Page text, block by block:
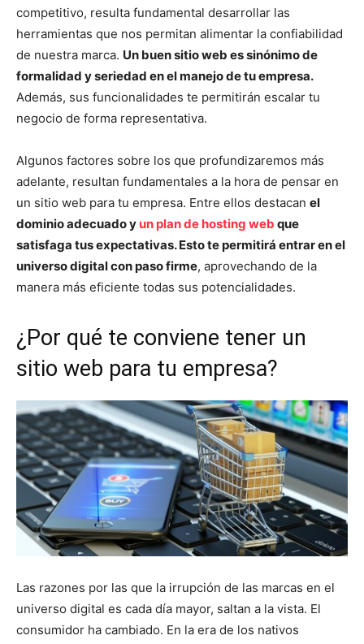
competitivo, resulta fundamental desarrollar las
herramientas que nos permitan alimentar la confiabilidad
de nuestra marca. Un buen sitio web es sinónimo de
formalidad y seriedad en el manejo de tu empresa.
Además, sus funcionalidades te permitirán escalar tu
negocio de forma representativa.
Algunos factores sobre los que profundizaremos más
adelante, resultan fundamentales a la hora de pensar en
un sitio web para tu empresa. Entre ellos destacan el
dominio adecuado y un plan de hosting web que
satisfaga tus expectativas. Esto te permitirá entrar en el
universo digital con paso firme, aprovechando de la
manera más eficiente todas sus potencialidades.
¿Por qué te conviene tener un
sitio web para tu empresa?
Las razones por las que la irrupción de las marcas en el
universo digital es cada día mayor, saltan a la vista. El
consumidor ha cambiado. En la era de los nativos